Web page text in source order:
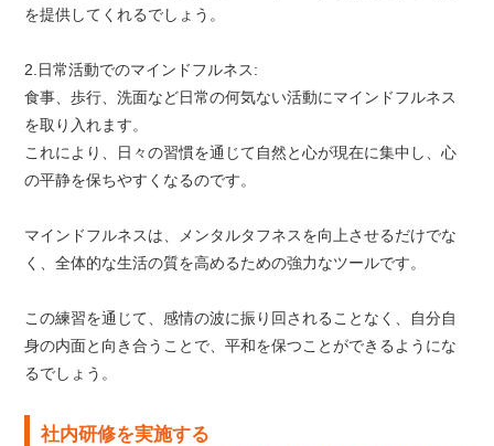
を提供してくれるでしょう。
2.日常活動でのマインドフルネス:
食事、歩行、洗面など日常の何気ない活動にマインドフルネス
を取り入れます。
これにより、日々の習慣を通じて自然と心が現在に集中し、心
の平静を保ちやすくなるのです。
マインドフルネスは、メンタルタフネスを向上させるだけでな
く、全体的な生活の質を高めるための強力なツールです。
この練習を通じて、感情の波に振り回されることなく、自分自
身の内面と向き合うことで、平和を保つことができるようにな
るでしょう。
社内研修を実施する